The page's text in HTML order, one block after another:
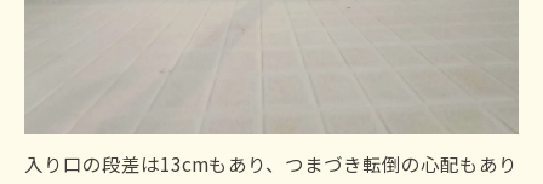
入り口の段差は13cmもあり、つまづき転倒の心配もあり